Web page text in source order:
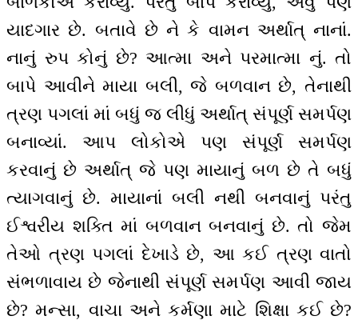
યાદગાર છે. બતાવે છે ને કે વામન અર્થાત્ નાનાં.
નાનું રુપ કોનું છે? આત્મા અને પરમાત્મા નું. તો
બાપે આવીને માયા બલી, જે બળવાન છે, તેનાથી
ત્રણ પગલાં માં બધું જ લીધું અર્થાત્ સંપૂર્ણ સમર્પણ
બનાવ્યાં. આપ લોકોએ પણ સંપૂર્ણ સમર્પણ
કરવાનું છે અર્થાત્ જે પણ માયાનું બળ છે તે બધું
ત્યાગવાનું છે. માયાનાં બલી નથી બનવાનું પરંતુ
ઈશ્વરીય શક્તિ માં બળવાન બનવાનું છે. તો જેમ
તેઓ ત્રણ પગલાં દેખાડે છે, આ કઈ ત્રણ વાતો
સંભળાવાય છે જેનાથી સંપૂર્ણ સમર્પણ આવી જાય
છે? મન્સા, વાચા અને કર્મણા માટે શિક્ષા કઈ છે?